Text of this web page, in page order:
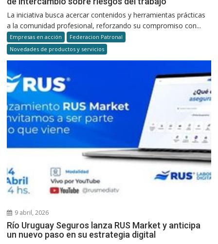
La iniciativa busca acercar contenidos y herramientas prácticas
a la comunidad profesional, reforzando su compromiso con...
Empresas en acción
Federacion Patronal
Novedades de productos y servicios
9 abril, 2026
Río Uruguay Seguros lanza RUS Market y anticipa
un nuevo paso en su estrategia digital